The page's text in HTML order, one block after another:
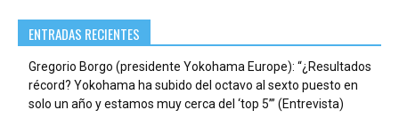
ENTRADAS RECIENTES
Gregorio Borgo (presidente Yokohama Europe): “¿Resultados
récord? Yokohama ha subido del octavo al sexto puesto en
solo un año y estamos muy cerca del ‘top 5’” (Entrevista)